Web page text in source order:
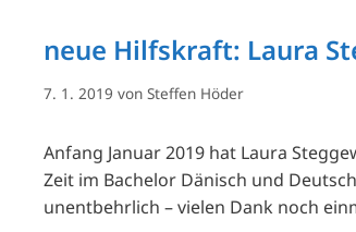
neue Hilfskraft: Laura
7. 1. 2019 von Steffen Höder
Anfang Januar 2019 hat Laura
Zeit im Bachelor Dänisch und
unentbehrlich – vielen Dank noch